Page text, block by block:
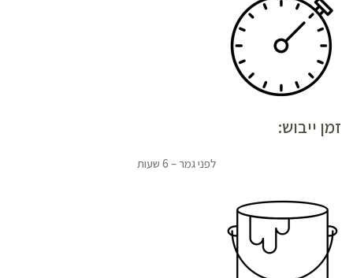
זמן ייבוש:
לפני גמר – 6 שעות